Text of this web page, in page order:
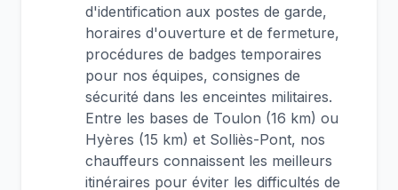
d'identification aux postes de garde,
horaires d'ouverture et de fermeture,
procédures de badges temporaires
pour nos équipes, consignes de
sécurité dans les enceintes militaires.
Entre les bases de Toulon (16 km) ou
Hyères (15 km) et Solliès-Pont, nos
chauffeurs connaissent les meilleurs
itinéraires pour éviter les difficultés de